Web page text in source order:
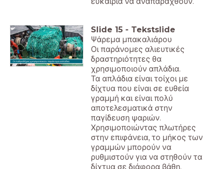
Οι λαθροθήρες χρησιμοποιούν παράνομα απλάδια.
Slide 15 - Tekstslide
Ψάρεμα μπακαλιάρου
Οι παράνομες αλιευτικές
δραστηριότητες θα
χρησιμοποιούν απλάδια.
Τα απλάδια είναι τοίχοι με
δίχτυα που είναι σε ευθεία
γραμμή και είναι πολύ
αποτελεσματικά στην
παγίδευση ψαριών.
Χρησιμοποιώντας πλωτήρες
στην επιφάνεια, το μήκος των
γραμμών μπορούν να
ρυθμιστούν για να στηθούν τα
δίχτυα σε διάφορα βάθη.